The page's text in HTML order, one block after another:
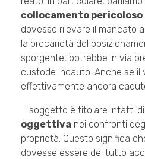
collocamento pericoloso
dovesse rilevare il mancato
la precarietà del
sporgente, potrebbe in via
custode incauto. Anche se il
effettivamente ancora
Il soggetto è titolare infatti
oggettiva nei confronti
proprietà. Questo significa
dovesse essere del tutto